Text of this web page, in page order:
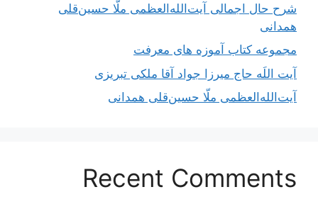
شرح حال اجمالی آیت‌الله‌العظمی ملّا حسین‌قلی
همدانی
مجموعه کتاب آموزه های معرفت
آیت اللَه حاج میرزا جواد آقا ملکی تبریزی
آیت‌الله‌العظمی ملّا حسین‌قلی همدانی
Recent Comments